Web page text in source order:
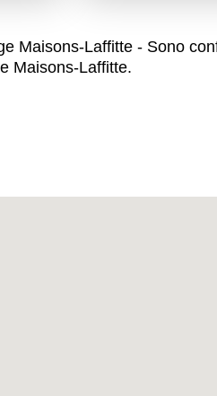
Maisons-Laffitte - Sono
Maisons-Laffitte.